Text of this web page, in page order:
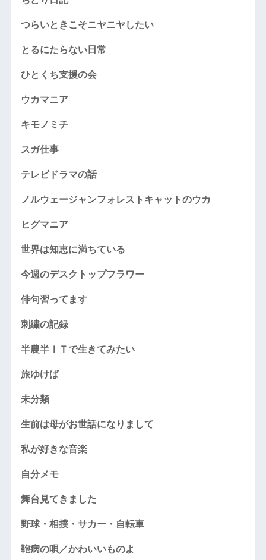
つらいときこそニヤニヤしたい
とるにたらない日常
ひとくち支援の会
ウカマニア
キモノミチ
スガ仕事
テレビドラマの話
ノルウェージャンフォレストキャットのウカ
ヒグマニア
世界は知恵に満ちている
今週のデスクトップフラワー
俳句習ってます
刺繍の記録
半農半ＩＴで生きてみたい
旅ゆけば
未分類
生前は母がお世話になりまして
私が好きな音楽
自分メモ
舞台見てきました
野球・相撲・サカー・自転車
鞄病の唄／かわいいものよ